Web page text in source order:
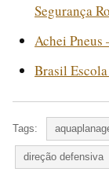
Segurança
Achei Pneus
Brasil
Tags:
direção defensiva